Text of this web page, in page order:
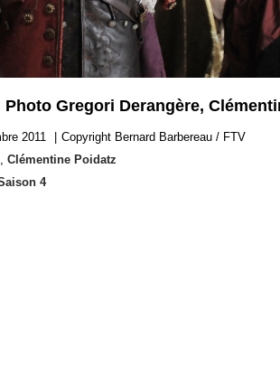
Gregori Derangère,
2011
Copyright Bernard Barbereau / FTV
, Clémentine Poidatz
4